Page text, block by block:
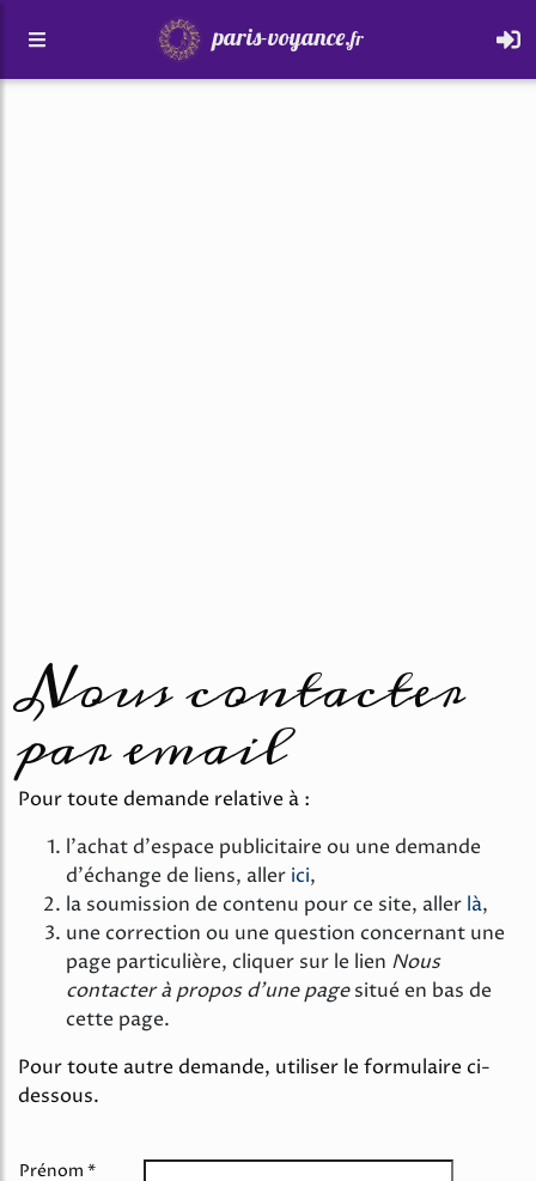
paris-voyance.fr
Nous contacter
par email
Pour toute demande relative à :
l'achat d'espace publicitaire ou une demande
d'échange de liens, aller ici,
la soumission de contenu pour ce site, aller là,
une correction ou une question concernant une
page particulière, cliquer sur le lien Nous
contacter à propos d'une pagesitué en bas de
cette page.
Pour toute autre demande, utiliser le formulaire ci-
dessous.
Prénom *